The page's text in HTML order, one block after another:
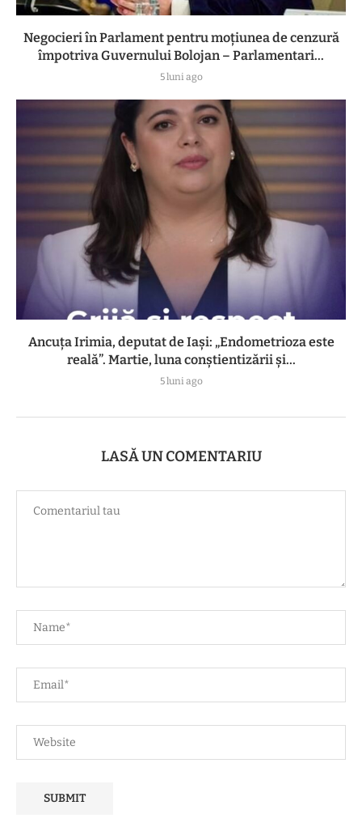
Negocieri în Parlament pentru moțiunea de cenzură
împotriva Guvernului Bolojan – Parlamentari...
5 luni ago
Ancuța Irimia, deputat de Iași: „Endometrioza este
reală”. Martie, luna conștientizării și...
5 luni ago
LASĂ UN COMENTARIU